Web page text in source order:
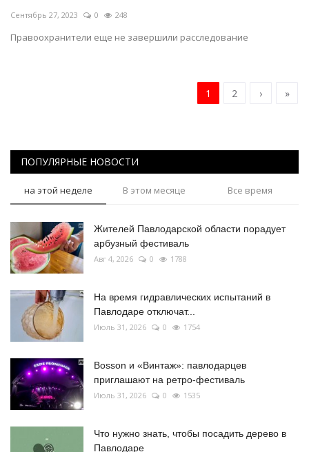
Сентябрь 27, 2023 0 248
Правоохранители еще не завершили расследование
1 2 › »
ПОПУЛЯРНЫЕ НОВОСТИ
на этой неделе В этом месяце Все время
Жителей Павлодарской области порадует
арбузный фестиваль
Авг 4, 2026 0 1788
На время гидравлических испытаний в
Павлодаре отключат...
Июль 31, 2026 0 1754
Bosson и «Винтаж»: павлодарцев
приглашают на ретро-фестиваль
Июль 31, 2026 0 1535
Что нужно знать, чтобы посадить дерево в
Павлодаре